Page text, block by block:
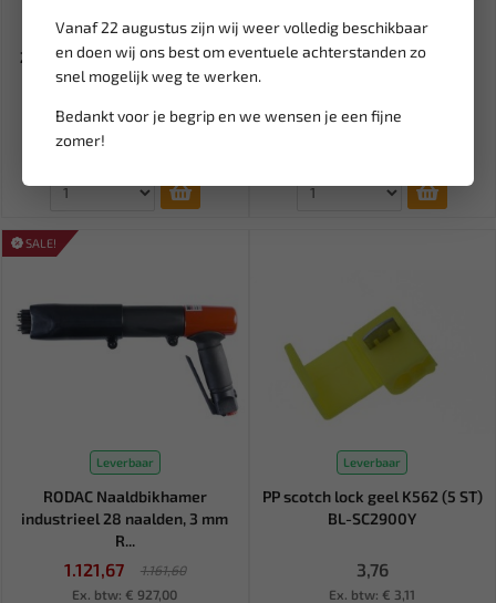
Vanaf 22 augustus zijn wij weer volledig beschikbaar
en doen wij ons best om eventuele achterstanden zo
snel mogelijk weg te werken.
Bedankt voor je begrip en we wensen je een fijne
zomer!
Leverbaar
Zekering smeltstrook G-strip
48V 250A (1 st.) BL-S...
26,77
Leverbaar
WEBER TOOLS
1,21
SALE!
Leverbaar
RODAC Naaldbikhamer
industrieel 28 naalden, 3 mm
R...
1.121,67
1.161,60
Ex. btw: € 927,00
Leverbaar
PP scotch lock geel K562 (5 ST)
BL-SC2900Y
3,76
Ex. btw: € 3,11